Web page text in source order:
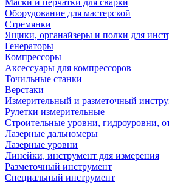
Маски и перчатки для сварки
Оборудование для мастерской
Стремянки
Ящики, органайзеры и полки для
Генераторы
Компрессоры
Аксессуары для компрессоров
Точильные станки
Верстаки
Измерительный и разметочный
Рулетки измерительные
Строительные уровни, гидроуровни,
Лазерные дальномеры
Лазерные уровни
Линейки, инструмент для измерения
Разметочный инструмент
Специальный инструмент